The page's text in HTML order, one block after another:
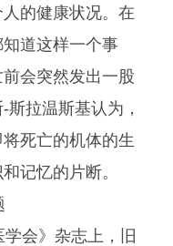
的健康状况。在
道这样一个事
会突然发出一股
拉温斯基认为，
死亡的机体的生
记忆的片断。
会》杂志上，旧